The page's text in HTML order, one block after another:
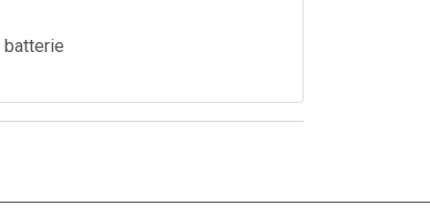
batterie
ne sont pas inclus, merci de
(Kit Post Equipement